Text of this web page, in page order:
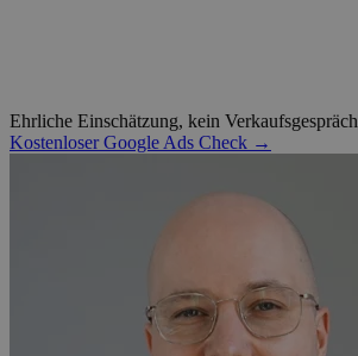
Ehrliche Einschätzung, kein Verkaufsgespräch
Kostenloser Google Ads Check →